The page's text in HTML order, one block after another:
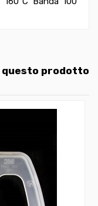
questo prodotto